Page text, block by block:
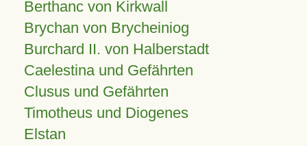
Berthanc von Kirkwall
Brychan von Brycheiniog
Burchard II. von Halberstadt
Caelestina und Gefährten
Clusus und Gefährten
Timotheus und Diogenes
Elstan